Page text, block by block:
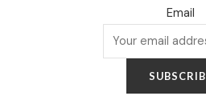
Email